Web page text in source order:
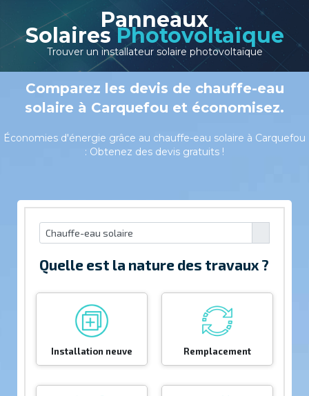
Panneaux
Solaires Photovoltaïque
Trouver un installateur solaire photovoltaïque
Comparez les devis de chauffe-eau
solaire à Carquefou et économisez.
Économies d'énergie grâce au chauffe-eau solaire à Carquefou
: Obtenez des devis gratuits !